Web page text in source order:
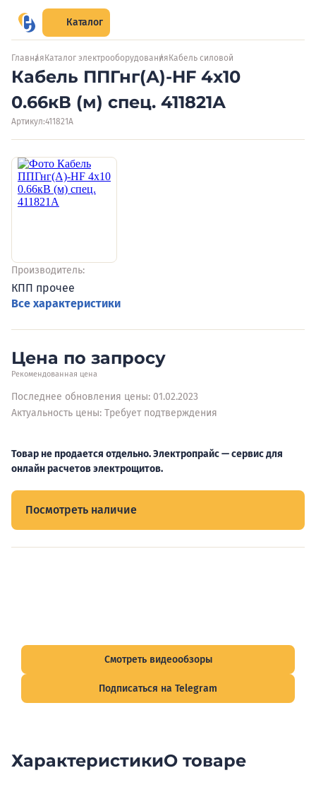
Каталог
Главная Каталог электрооборудования Кабель силовой
Кабель ППГнг(А)-HF 4х10
0.66кВ (м) спец. 411821А
Артикул:411821А
Производитель:
КПП прочее
Все характеристики
Цена по запросу
Рекомендованная цена
Последнее обновления цены: 01.02.2023
Актуальность цены: Требует подтверждения
Товар не продается отдельно. Электропрайс — сервис для
онлайн расчетов электрощитов.
Посмотреть наличие
Смотреть видеообзоры
Подписаться на Telegram
ХарактеристикиО товаре